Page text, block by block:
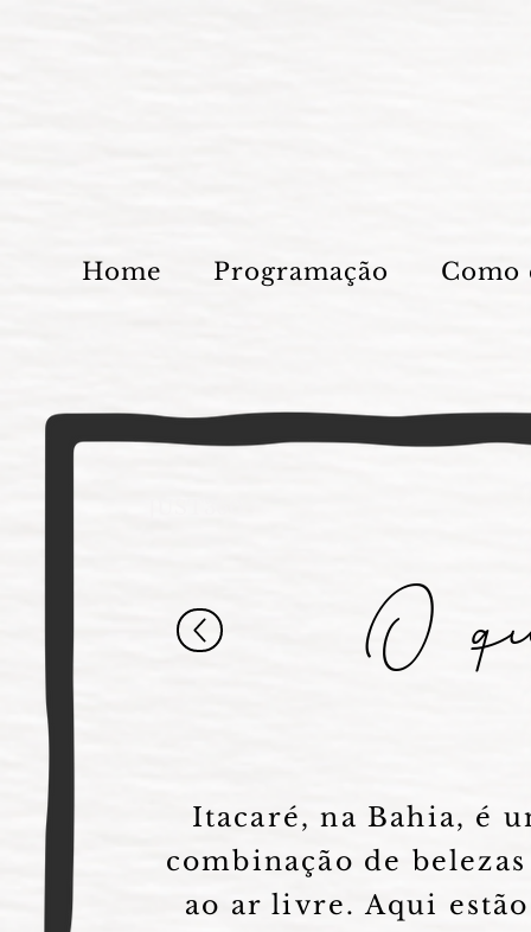
Home Programação Como
O
Itacaré, na Bahia, é
combinação de
ao ar livre. Aqui